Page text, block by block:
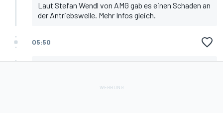
Laut Stefan Wendl von AMG gab es einen Schaden an
der Antriebswelle. Mehr Infos gleich.
05:50
auch nur bedingt Aufklärung liefern: "Ja, wir haben